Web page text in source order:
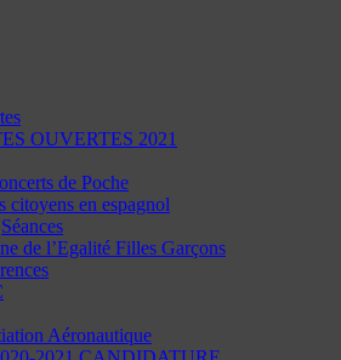
OUVERTES 2021
de Poche
citoyens en espagnol
Séances
de l’Egalité Filles Garçons
Aéronautique